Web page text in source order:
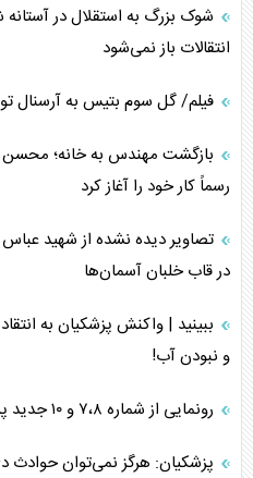
شوک بزرگ به استقلال در
انتقالات باز نمی‌شود
فیلم/ گل سوم بتیس به آرسنال
بازگشت مهندس به خانه؛ محسن
رسماً کار خود را آغاز کرد
تصاویر دیده نشده از شهید
در قاب خلبان آسمان‌ها
ببینید | واکنش پزشکیان به
و نبودن آب!
رونمایی از شماره ۷،۸ و ۱۰ جدید پرسپولیس
پزشکیان: هرگز نمی‌توان حوادث